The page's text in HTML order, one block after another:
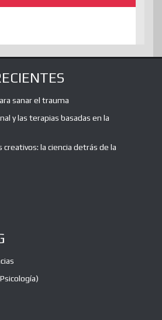
sanar el trauma
y las terapias basadas en la
creativos: la ciencia detrás de la